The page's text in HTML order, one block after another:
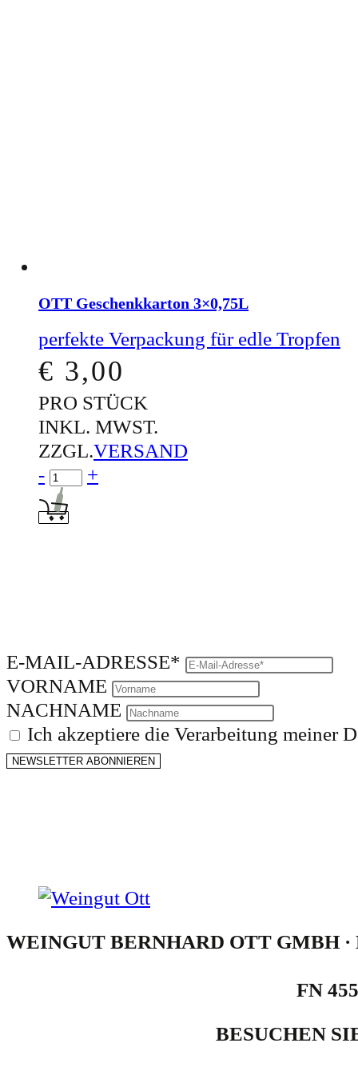
OTT Geschenkkarton 3×0,75L
perfekte Verpackung für edle Tropfen
€ 3,00
PRO STÜCK
INKL. MWST.
ZZGL.VERSAND
Menge für OTT Geschenkkarton
- +
E-MAIL-ADRESSE*
VORNAME
NACHNAME
Ich akzeptiere die Verarbeitung meiner
NEWSLETTER ABONNIEREN
WEINGUT BERNHARD OTT GMBH ·
FN
BESUCHEN